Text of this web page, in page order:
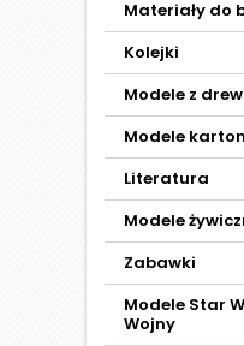
Materiały do
Kolejki
Modele z
Modele
Literatura
Modele
Zabawki
Modele Star
Wojny